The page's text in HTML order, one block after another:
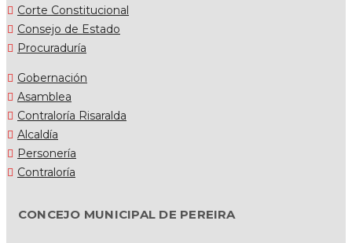
Corte Constitucional
Consejo de Estado
Procuraduría
Gobernación
Asamblea
Contraloría Risaralda
Alcaldía
Personería
Contraloría
CONCEJO MUNICIPAL DE PEREIRA